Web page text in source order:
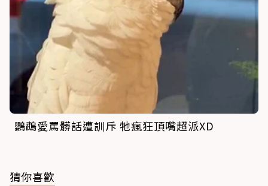
鸚鵡愛罵髒話遭訓斥 牠瘋狂頂嘴超派XD
猜你喜歡